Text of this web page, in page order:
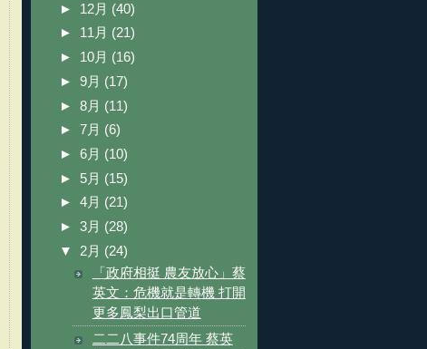
► 12月 (40)
► 11月 (21)
► 10月 (16)
► 9月 (17)
► 8月 (11)
► 7月 (6)
► 6月 (10)
► 5月 (15)
► 4月 (21)
► 3月 (28)
▼ 2月 (24)
「政府相挺 農友放心」蔡
英文：危機就是轉機 打開
更多鳳梨出口管道
二二八事件74周年 蔡英